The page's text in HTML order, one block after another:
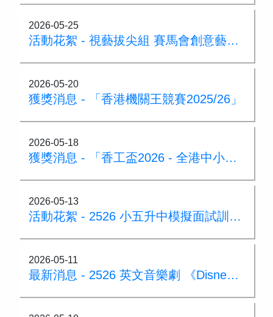
2026-05-25
活動花絮 - 視藝拔尖組 賽馬會創意藝術中心（JCCAC）藝術探索之旅
2026-05-20
獲獎消息 - 「香港機關王競賽2025/26」
2026-05-18
獲獎消息 - 「香工盃2026 - 全港中小學雜耍比賽」
2026-05-13
活動花絮 - 2526 小五升中模擬面試訓練日
2026-05-11
最新消息 - 2526 英文音樂劇 《Disney's Frozen JR.》